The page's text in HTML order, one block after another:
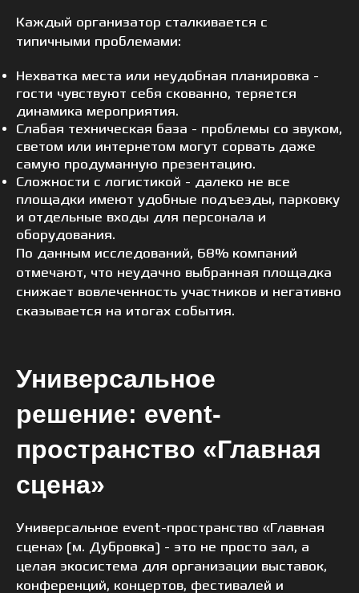
Каждый организатор сталкивается с
типичными проблемами:
Нехватка места или неудобная планировка -
гости чувствуют себя скованно, теряется
динамика мероприятия.
Слабая техническая база - проблемы со звуком,
светом или интернетом могут сорвать даже
самую продуманную презентацию.
Сложности с логистикой - далеко не все
площадки имеют удобные подъезды, парковку
и отдельные входы для персонала и
оборудования.
По данным исследований, 68% компаний
отмечают, что неудачно выбранная площадка
снижает вовлеченность участников и негативно
сказывается на итогах события.
Универсальное
решение: event-
пространство «Главная
сцена»
Универсальное event-пространство «Главная
сцена» (м. Дубровка) - это не просто зал, а
целая экосистема для организации выставок,
конференций, концертов, фестивалей и